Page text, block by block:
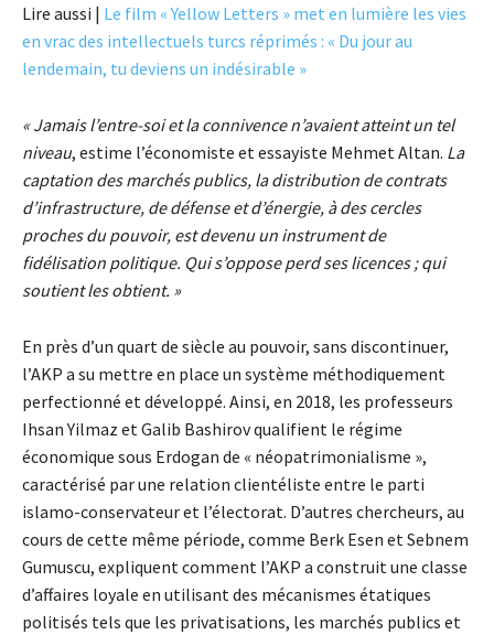
Lire aussi | Le film « Yellow Letters » met en lumière les vies
en vrac des intellectuels turcs réprimés : « Du jour au
lendemain, tu deviens un indésirable »
« Jamais l’entre-soi et la connivence n’avaient atteint un tel
niveau, estime l’économiste et essayiste Mehmet Altan. La
captation des marchés publics, la distribution de contrats
d’infrastructure, de défense et d’énergie, à des cercles
proches du pouvoir, est devenu un instrument de
fidélisation politique. Qui s’oppose perd ses licences ; qui
soutient les obtient. »
En près d’un quart de siècle au pouvoir, sans discontinuer,
l’AKP a su mettre en place un système méthodiquement
perfectionné et développé. Ainsi, en 2018, les professeurs
Ihsan Yilmaz et Galib Bashirov qualifient le régime
économique sous Erdogan de « néopatrimonialisme »,
caractérisé par une relation clientéliste entre le parti
islamo-conservateur et l’électorat. D’autres chercheurs, au
cours de cette même période, comme Berk Esen et Sebnem
Gumuscu, expliquent comment l’AKP a construit une classe
d’affaires loyale en utilisant des mécanismes étatiques
politisés tels que les privatisations, les marchés publics et